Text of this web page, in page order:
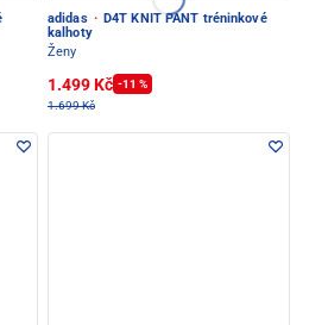
adidas · D4T KNIT PANT tréninkové
kalhoty
Ženy
1.499 Kč -11 %
1.699 Kč